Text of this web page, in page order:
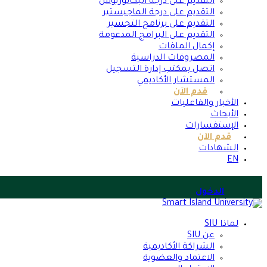
التقديم على درجة الماجيستير
التقديم على برنامج التجسير
التقديم على البرامج المدعومة
إكمال الملفات
المصروفات الدراسية
اتصل بمكتب إدارة التسجيل
المستشار الأكاديمي
قدم الآن
الأخبار والفاعليات
الأبحاث
الإستفسارات
قدم الآن
الشهادات
EN
الدخول
لماذا SIU
عن SIU
الشراكة الأكاديمية
الاعتماد والعضوية